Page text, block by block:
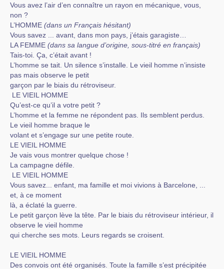
Vous avez l’air d’en connaître un rayon en mécanique, vous,
non ?
L’HOMME (dans un Français hésitant)
Vous savez ... avant, dans mon pays, j’étais garagiste…
LA FEMME (dans sa langue d’origine, sous-titré en français)
Tais-toi. Ça, c’était avant !
L’homme se tait. Un silence s’installe. Le vieil homme n’insiste
pas mais observe le petit
garçon par le biais du rétroviseur.
LE VIEIL HOMME
Qu’est-ce qu’il a votre petit ?
L’homme et la femme ne répondent pas. Ils semblent perdus.
Le vieil homme braque le
volant et s’engage sur une petite route.
LE VIEIL HOMME
Je vais vous montrer quelque chose !
La campagne défile.
LE VIEIL HOMME
Vous savez... enfant, ma famille et moi vivions à Barcelone, ...
et, à ce moment
là, a éclaté la guerre.
Le petit garçon lève la tête. Par le biais du rétroviseur intérieur, il
observe le vieil homme
qui cherche ses mots. Leurs regards se croisent.
LE VIEIL HOMME
Des convois ont été organisés. Toute la famille s’est précipitée